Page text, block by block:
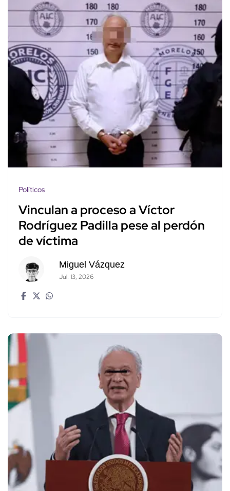
Políticos
Vinculan a proceso a Víctor
Rodríguez Padilla pese al perdón
de víctima
Miguel Vázquez
Jul. 13, 2026